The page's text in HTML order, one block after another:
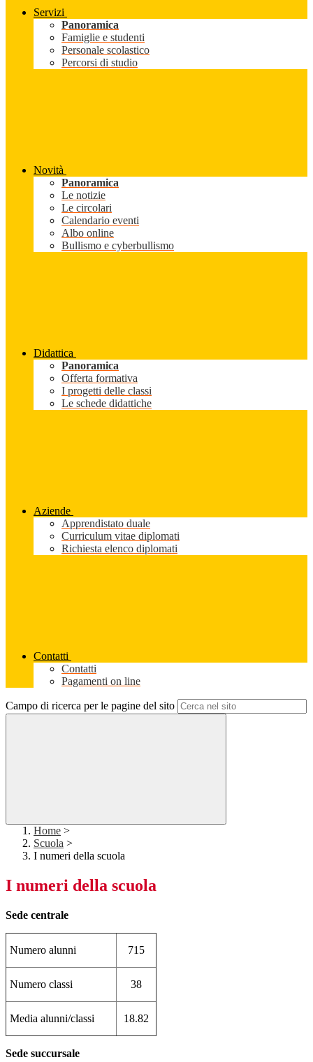
Servizi
Panoramica
Famiglie e studenti
Personale scolastico
Percorsi di studio
Novità
Panoramica
Le notizie
Le circolari
Calendario eventi
Albo online
Bullismo e cyberbullismo
Didattica
Panoramica
Offerta formativa
I progetti delle classi
Le schede didattiche
Aziende
Apprendistato duale
Curriculum vitae diplomati
Richiesta elenco diplomati
Contatti
Contatti
Pagamenti on line
Campo di ricerca per le pagine del sito
Home >
Scuola >
I numeri della scuola
I numeri della scuola
Sede centrale
Numero alunni 715
Numero classi 38
Media alunni/classi 18.82
Sede succursale